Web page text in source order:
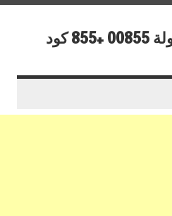
مفتاح اتصال اي دولة 00855 +855 كود